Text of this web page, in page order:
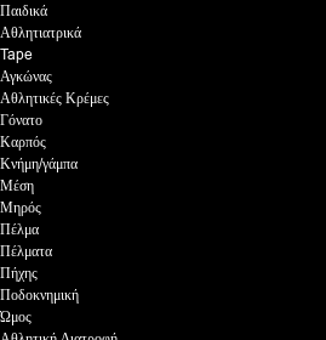
Παιδικά
Αθλητιατρικά
Tape
Αγκώνας
Αθλητικές Κρέμες
Γόνατο
Καρπός
Κνήμη/γάμπα
Μέση
Μηρός
Πέλμα
Πέλματα
Πήχης
Ποδοκνημική
Ώμος